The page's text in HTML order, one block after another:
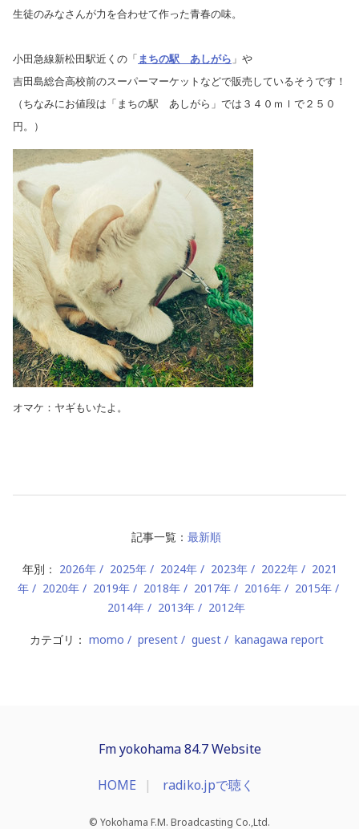
生徒のみなさんが力を合わせて作った青春の味。
小田急線新松田駅近くの「 まちの駅 あしがら 」や
吉田島総合高校前のスーパーマーケットなどで販売しているそうです！
（ちなみにお値段は「まちの駅 あしがら」では３４０ｍｌで２５０
円。）
オマケ：ヤギもいたよ。
記事一覧： 最新順
年別： 2026年 2025年 2024年 2023年 2022年
2021
年
2020年 2019年 2018年 2017年 2016年
2015年
2014年
2013年 2012年
カテゴリ： momo present guest kanagawa report
Fm yokohama 84.7 Website
HOME radiko.jpで聴く
© Yokohama F.M. Broadcasting Co.,Ltd.